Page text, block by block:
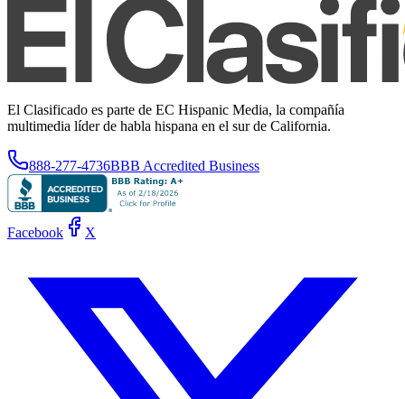
El Clasificado es parte de EC Hispanic Media, la compañía
multimedia líder de habla hispana en el sur de California.
888-277-4736BBB Accredited Business
Facebook X